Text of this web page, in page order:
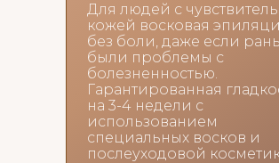
Для людей с
кожей восковая
без боли, даже если
были проблемы с
болезненностью.
Гарантированная
на 3-4 недели с
использованием
специальных восков и
послеуходовой